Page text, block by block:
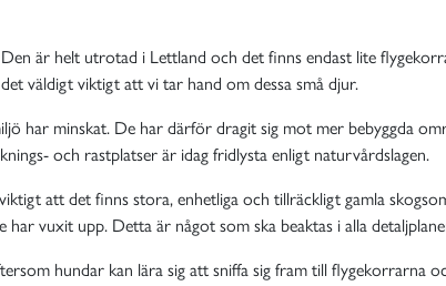
är helt utrotad i Lettland och det finns endast lite
väldigt viktigt att vi tar hand om dessa små djur.
har minskat. De har därför dragit sig mot mer bebyggda
och rastplatser är idag fridlysta enligt naturvårdslagen.
att det finns stora, enhetliga och tillräckligt gamla
vuxit upp. Detta är något som ska beaktas i alla
hundar kan lära sig att sniffa sig fram till flygekorrarna